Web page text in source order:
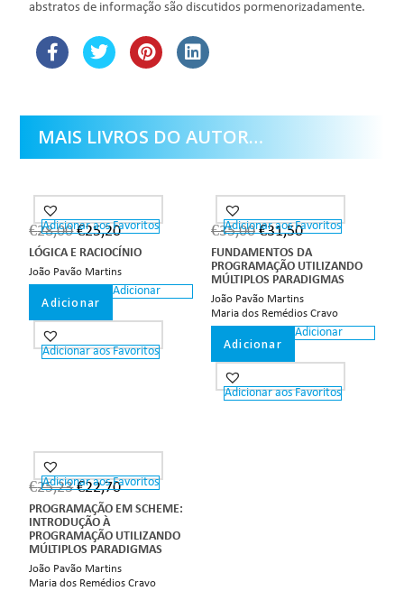
abstratos de informação são discutidos pormenorizadamente.
MAIS LIVROS DO AUTOR…
Adicionar aos Favoritos
€28,00 €25,20
LÓGICA E RACIOCÍNIO
João Pavão Martins
Adicionar
Adicionar
Adicionar aos Favoritos
Adicionar aos Favoritos
€35,00 €31,50
FUNDAMENTOS DA
PROGRAMAÇÃO UTILIZANDO
MÚLTIPLOS PARADIGMAS
João Pavão Martins
Maria dos Remédios Cravo
Adicionar
Adicionar
Adicionar aos Favoritos
Adicionar aos Favoritos
€25,23 €22,70
PROGRAMAÇÃO EM SCHEME:
INTRODUÇÃO À
PROGRAMAÇÃO UTILIZANDO
MÚLTIPLOS PARADIGMAS
João Pavão Martins
Maria dos Remédios Cravo